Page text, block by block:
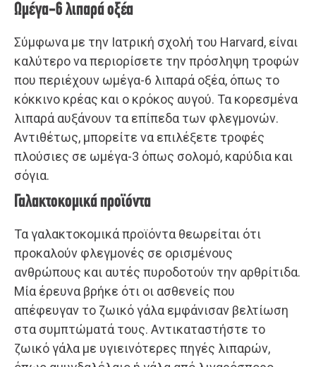
Ωμέγα-6 λιπαρά οξέα
Σύμφωνα με την Ιατρική σχολή του Harvard, είναι
καλύτερο να περιορίσετε την πρόσληψη τροφών
που περιέχουν ωμέγα-6 λιπαρά οξέα, όπως το
κόκκινο κρέας και ο κρόκος αυγού. Τα κορεσμένα
λιπαρά αυξάνουν τα επίπεδα των φλεγμονών.
Αντιθέτως, μπορείτε να επιλέξετε τροφές
πλούσιες σε ωμέγα-3 όπως σολομό, καρύδια και
σόγια.
Γαλακτοκομικά προϊόντα
Τα γαλακτοκομικά προϊόντα θεωρείται ότι
προκαλούν φλεγμονές σε ορισμένους
ανθρώπους και αυτές πυροδοτούν την αρθρίτιδα.
Μία έρευνα βρήκε ότι οι ασθενείς που
απέφευγαν το ζωικό γάλα εμφάνισαν βελτίωση
στα συμπτώματά τους. Αντικαταστήστε το
ζωικό γάλα με υγιεινότερες πηγές λιπαρών,